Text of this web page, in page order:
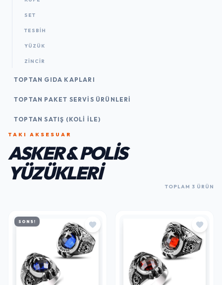
SET
TESBIH
YÜZÜK
ZINCIR
TOPTAN GIDA KAPLARI
TOPTAN PAKET SERVIS ÜRÜNLERI
TOPTAN SATIŞ (KOLI İLE)
TAKI AKSESUAR
ASKER & POLIS
YÜZÜKLERI
TOPLAM 3 ÜRÜN
SON 5!